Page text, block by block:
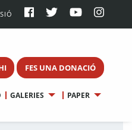
FES UNA DONACIÓ
GALERIES PAPER